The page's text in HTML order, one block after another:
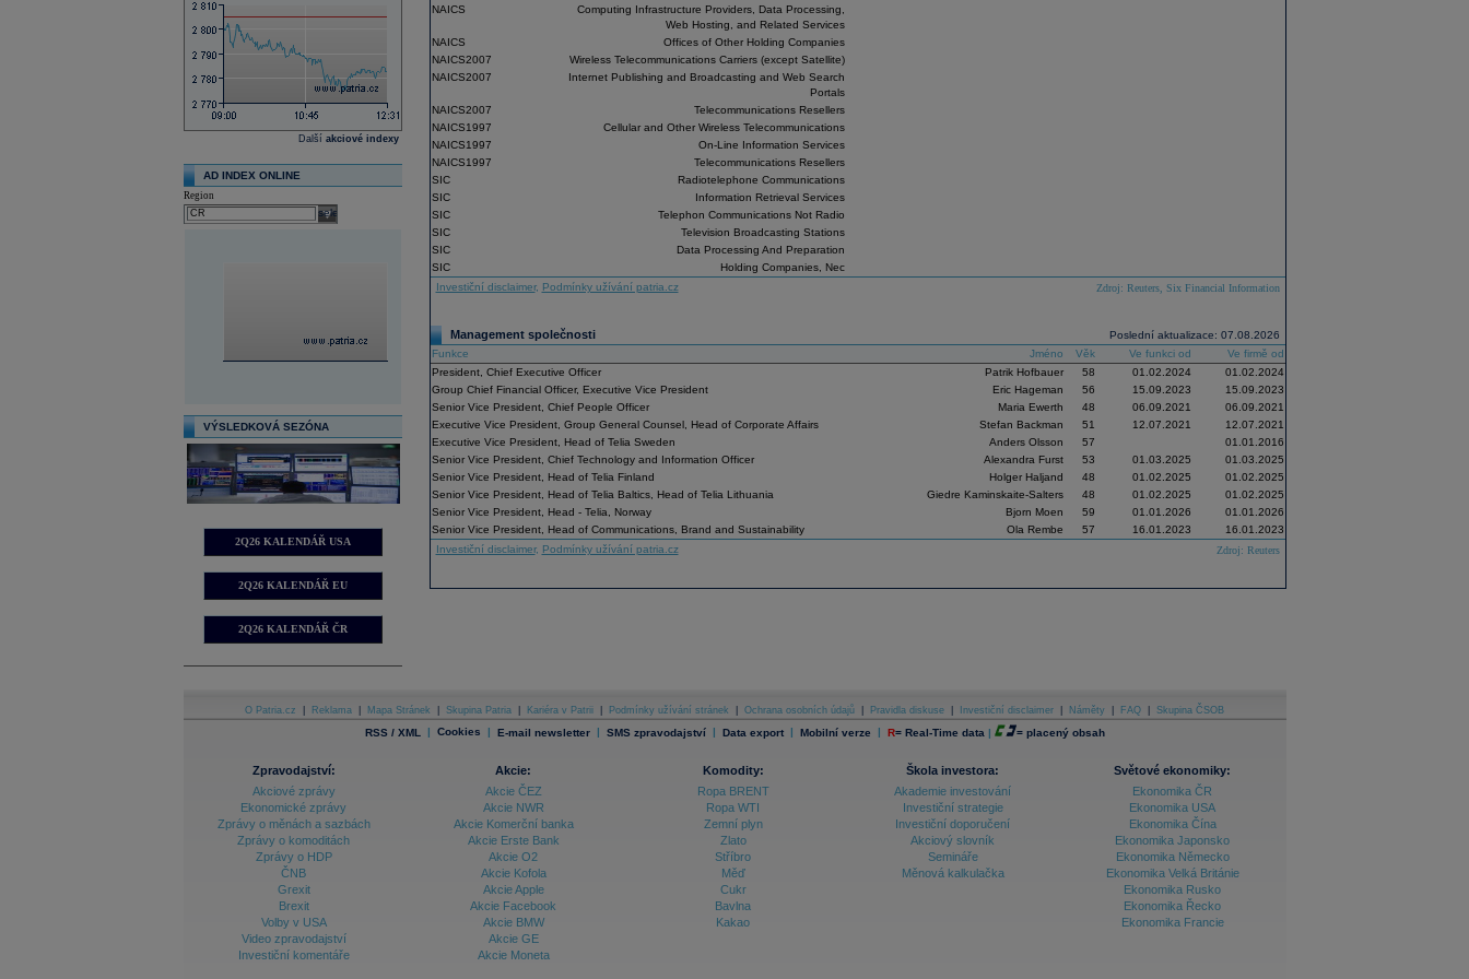
Další akciové indexy
AD INDEX ONLINE
Region
select
VÝSLEDKOVÁ SEZÓNA
2Q26 KALENDÁŘ USA
2Q26 KALENDÁŘ EU
2Q26 KALENDÁŘ ČR
NAICS
Computing Infrastructure Providers, Data Processing,
Web Hosting, and Related Services
NAICS
Offices of Other Holding Companies
NAICS2007
Wireless Telecommunications Carriers (except Satellite)
NAICS2007
Internet Publishing and Broadcasting and Web Search
Portals
NAICS2007
Telecommunications Resellers
NAICS1997
Cellular and Other Wireless Telecommunications
NAICS1997
On-Line Information Services
NAICS1997
Telecommunications Resellers
SIC
Radiotelephone Communications
SIC
Information Retrieval Services
SIC
Telephon Communications Not Radio
SIC
Television Broadcasting Stations
SIC
Data Processing And Preparation
SIC
Holding Companies, Nec
Investiční disclaimer, Podmínky užívání patria.cz Zdroj: Reuters, Six Financial Information
Poslední aktualizace: 07.08.2026
Management společnosti
Funkce Jméno Věk Ve funkci od
Ve firmě od
President, Chief Executive Officer
Patrik Hofbauer 58 01.02.2024
01.02.2024
Group Chief Financial Officer, Executive Vice President
Eric Hageman 56 15.09.2023
15.09.2023
Senior Vice President, Chief People Officer
Maria Ewerth 48 06.09.2021
06.09.2021
Executive Vice President, Group General Counsel, Head of Corporate Affairs
Stefan Backman 51 12.07.2021
12.07.2021
Executive Vice President, Head of Telia Sweden
Anders Olsson 57
01.01.2016
Senior Vice President, Chief Technology and Information Officer
Alexandra Furst 53 01.03.2025
01.03.2025
Senior Vice President, Head of Telia Finland
Holger Haljand 48 01.02.2025
01.02.2025
Senior Vice President, Head of Telia Baltics, Head of Telia Lithuania
Giedre Kaminskaite-Salters 48 01.02.2025
01.02.2025
Senior Vice President, Head - Telia, Norway
Bjorn Moen 59 01.01.2026
01.01.2026
Senior Vice President, Head of Communications, Brand and Sustainability
Ola Rembe 57 16.01.2023
16.01.2023
Investiční disclaimer, Podmínky užívání patria.cz Zdroj: Reuters
O Patria.cz Reklama Mapa Stránek Skupina Patria Kariéra v Patrii Podmínky užívání stránek Ochrana osobních údajů Pravidla diskuse Investiční disclaimer Náměty FAQ Skupina ČSOB
RSS / XML | Cookies | E-mail newsletter | SMS zpravodajství | Data export | Mobilní verze | R= Real-Time data | = placený obsah
Zpravodajství:
Akciové zprávy
Ekonomické zprávy
Zprávy o měnách a sazbách
Zprávy o komoditách
Zprávy o HDP
ČNB
Grexit
Brexit
Volby v USA
Video zpravodajství
Investiční komentáře
Akcie:
Akcie ČEZ
Akcie NWR
Akcie Komerční banka
Akcie Erste Bank
Akcie O2
Akcie Kofola
Akcie Apple
Akcie Facebook
Akcie BMW
Akcie GE
Akcie Moneta
Komodity:
Ropa BRENT
Ropa WTI
Zemní plyn
Zlato
Stříbro
Měď
Cukr
Bavlna
Kakao
Škola investora:
Akademie investování
Investiční strategie
Investiční doporučení
Akciový slovník
Semináře
Měnová kalkulačka
Světové ekonomiky:
Ekonomika ČR
Ekonomika USA
Ekonomika Čína
Ekonomika Japonsko
Ekonomika Německo
Ekonomika Velká Británie
Ekonomika Rusko
Ekonomika Řecko
Ekonomika Francie